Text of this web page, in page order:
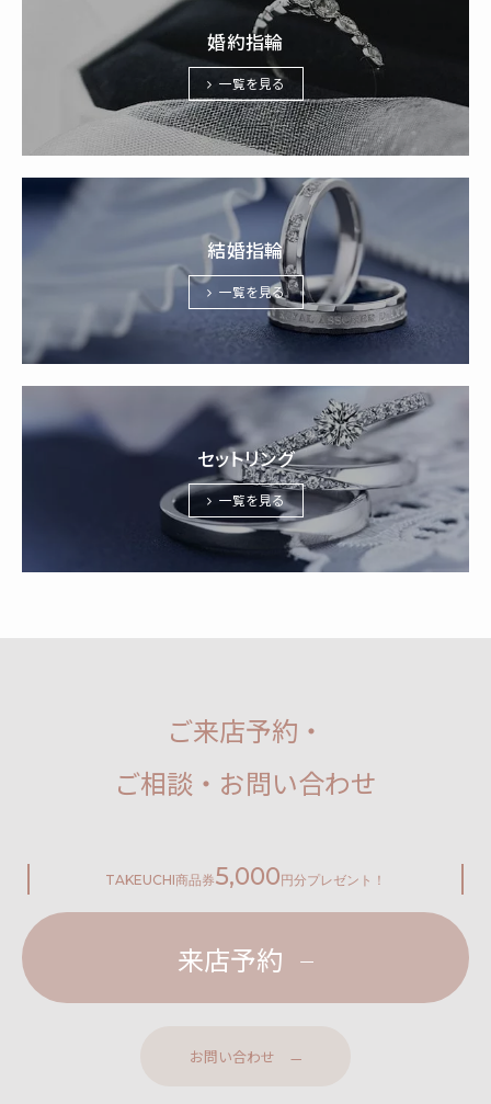
婚約指輪
一覧を見る
結婚指輪
一覧を見る
セットリング
一覧を見る
ご来店予約・
ご相談・お問い合わせ
TAKEUCHI商品券5,000円分プレゼント！
来店予約
お問い合わせ